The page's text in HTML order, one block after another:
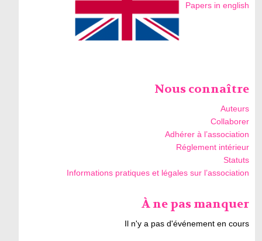
Papers in english
Nous connaître
Auteurs
Collaborer
Adhérer à l’association
Réglement intérieur
Statuts
Informations pratiques et légales sur l’association
À ne pas manquer
Il n'y a pas d'événement en cours